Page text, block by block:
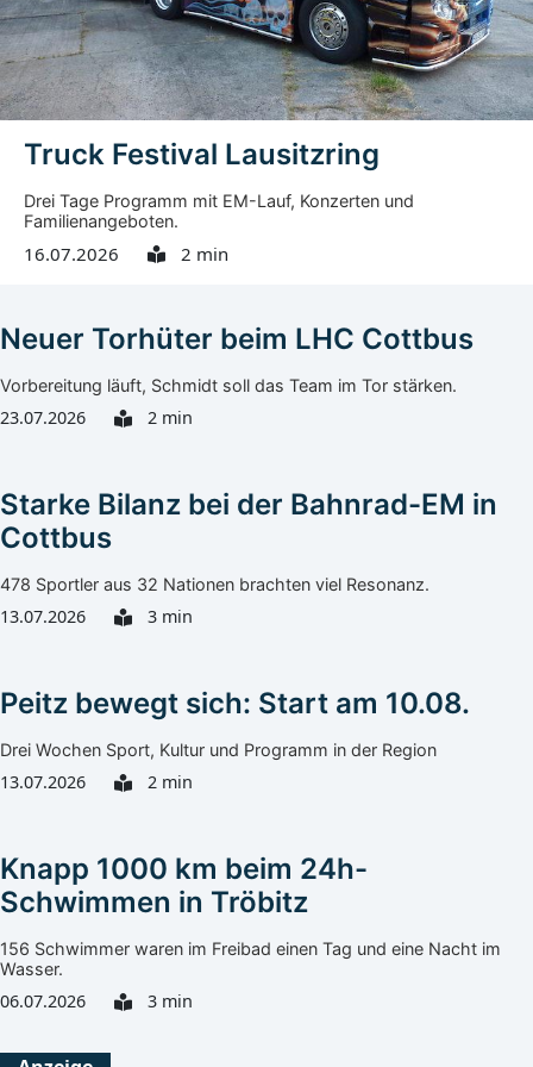
Eintritt ist frei. Geplant sind Beobachtungen der
Sonnenfinsternis mit...
Truck Festival Lausitzring
Drei Tage Programm mit EM-Lauf, Konzerten und
Familienangeboten.
16.07.2026 2 min
Neuer Torhüter beim LHC Cottbus
Vorbereitung läuft, Schmidt soll das Team im Tor stärken.
23.07.2026 2 min
Starke Bilanz bei der Bahnrad-EM in
Cottbus
478 Sportler aus 32 Nationen brachten viel Resonanz.
13.07.2026 3 min
Peitz bewegt sich: Start am 10.08.
Drei Wochen Sport, Kultur und Programm in der Region
13.07.2026 2 min
Knapp 1000 km beim 24h-
Schwimmen in Tröbitz
156 Schwimmer waren im Freibad einen Tag und eine Nacht im
Wasser.
06.07.2026 3 min